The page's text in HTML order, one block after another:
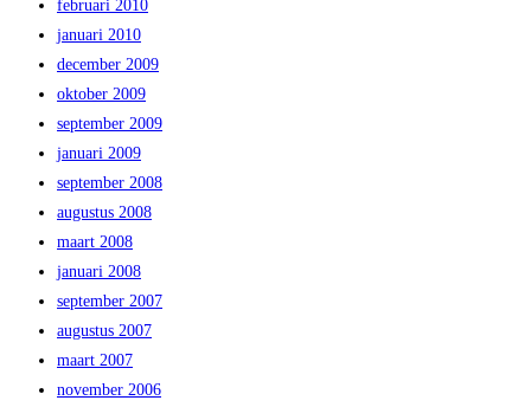
februari 2010
januari 2010
december 2009
oktober 2009
september 2009
januari 2009
september 2008
augustus 2008
maart 2008
januari 2008
september 2007
augustus 2007
maart 2007
november 2006